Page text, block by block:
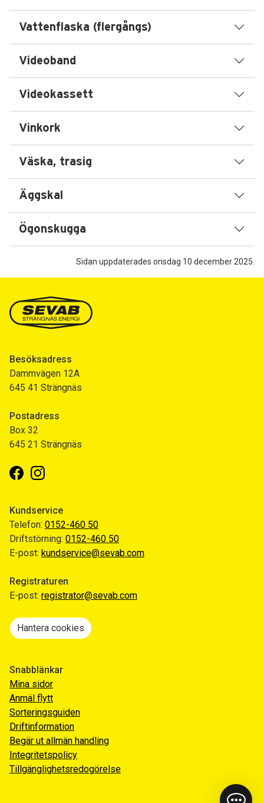
Vattenflaska (flergångs)
Videoband
Videokassett
Vinkork
Väska, trasig
Äggskal
Ögonskugga
Sidan uppdaterades onsdag 10 december 2025.
Besöksadress
Dammvägen 12A
645 41 Strängnäs
Postadress
Box 32
645 21 Strängnäs
FacebookInstagram
Kundservice
Telefon: 0152-460 50
Driftstörning: 0152-460 50
E-post: kundservice@sevab.com
Registraturen
E-post: registrator@sevab.com
Hantera cookies
Snabblänkar
Mina sidor
Anmäl flytt
Sorteringsguiden
Driftinformation
Begär ut allmän handling
Integritetspolicy
Tillgänglighetsredogörelse